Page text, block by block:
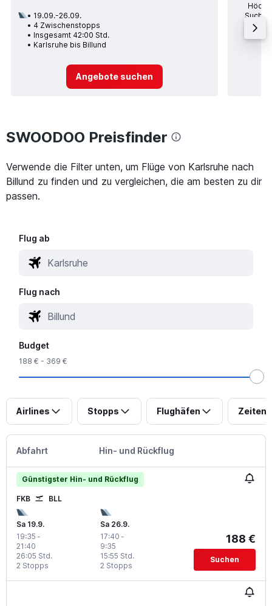
19.09.-26.09.
4 Zwischenstopps
Insgesamt 42:00 Std.
Karlsruhe bis Billund
Angebote suchen
SWOODOO Preisfinder
Verwende die Filter unten, um Flüge von Karlsruhe nach
Billund zu finden und zu vergleichen, die am besten zu dir
passen.
Flug ab
Flug nach
Budget
188 € - 369 €
Airlines Stopps Flughäfen Zeiten
Abfahrt Hin- und Rückflug
Günstigster Hin- und Rückflug
FKB BLL
Sa 19.9.
19:35 -
21:40
2 Stopps
26:05 Std.
Sa 26.9.
17:40 -
9:35
2 Stopps
15:55 Std.
188 €
Suchen